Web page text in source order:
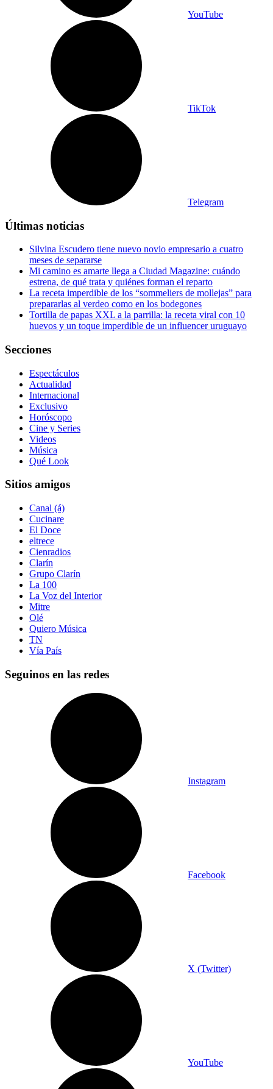
YouTube
TikTok
Telegram
Últimas noticias
Silvina Escudero tiene nuevo novio empresario a cuatro
meses de separarse
Mi camino es amarte llega a Ciudad Magazine: cuándo
estrena, de qué trata y quiénes forman el reparto
La receta imperdible de los “sommeliers de mollejas” para
prepararlas al verdeo como en los bodegones
Tortilla de papas XXL a la parrilla: la receta viral con 10
huevos y un toque imperdible de un influencer uruguayo
Secciones
Espectáculos
Actualidad
Internacional
Exclusivo
Horóscopo
Cine y Series
Videos
Música
Qué Look
Sitios amigos
Canal (á)
Cucinare
El Doce
eltrece
Cienradios
Clarín
Grupo Clarín
La 100
La Voz del Interior
Mitre
Olé
Quiero Música
TN
Vía País
Seguinos en las redes
Instagram
Facebook
X (Twitter)
YouTube